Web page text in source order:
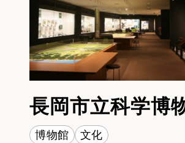
AP
長岡市立科学博
博物館 文化